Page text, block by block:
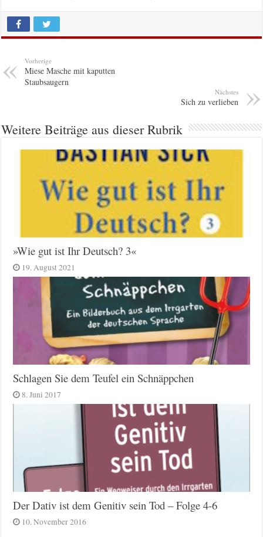
Vorherige
Miese Masche mit kaputten
Staubsaugern
Nächstes
Sich zu verlieben
Weitere Beiträge aus dieser Rubrik
»Wie gut ist Ihr Deutsch? 3«
19. August 2021
Schlagen Sie dem Teufel ein Schnäppchen
8. Juni 2017
Der Dativ ist dem Genitiv sein Tod – Folge 4-6
10. November 2016